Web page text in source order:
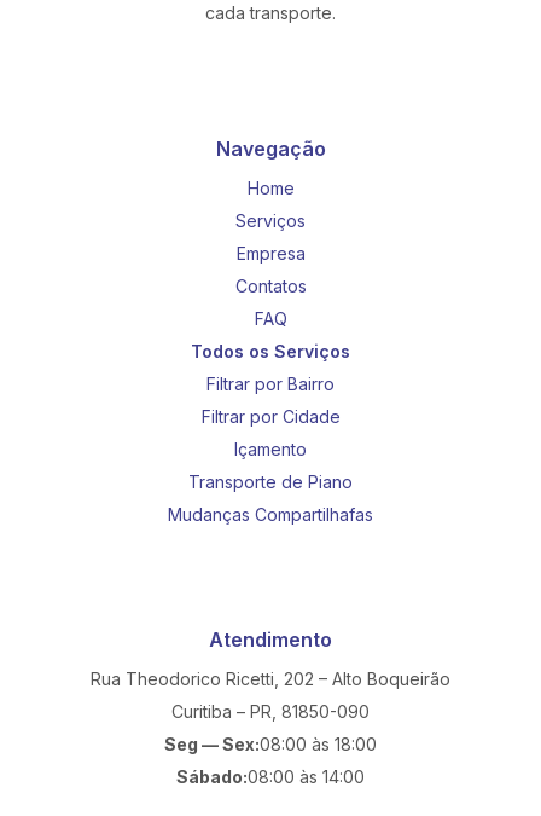
cada transporte.
Navegação
Home
Serviços
Empresa
Contatos
FAQ
Todos os Serviços
Filtrar por Bairro
Filtrar por Cidade
Içamento
Transporte de Piano
Mudanças Compartilhafas
Atendimento
Rua Theodorico Ricetti, 202 – Alto Boqueirão
Curitiba – PR, 81850-090
Seg — Sex:08:00 às 18:00
Sábado:08:00 às 14:00